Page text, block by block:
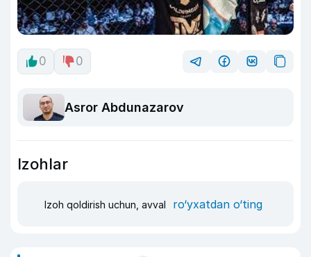
0 0
Asror Abdunazarov
Izohlar
Izoh qoldirish uchun, avval ro‘yxatdan o‘ting